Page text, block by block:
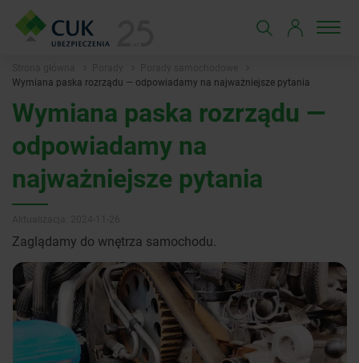
Wymiana paska rozrządu — odpowiadamy na najważniejsze pytania
Wymiana paska rozrządu —
odpowiadamy na
najważniejsze pytania
Zaglądamy do wnętrza samochodu.